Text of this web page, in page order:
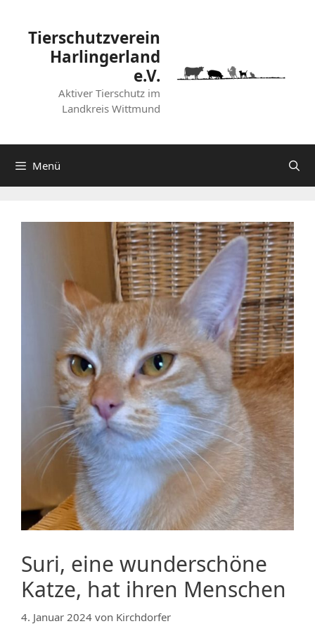
springenTierschutzverein
Harlingerland
e.V.
Aktiver Tierschutz im
Landkreis Wittmund
Menü
Suri, eine wunderschöne
Katze, hat ihren Menschen
4. Januar 2024 von Kirchdorfer